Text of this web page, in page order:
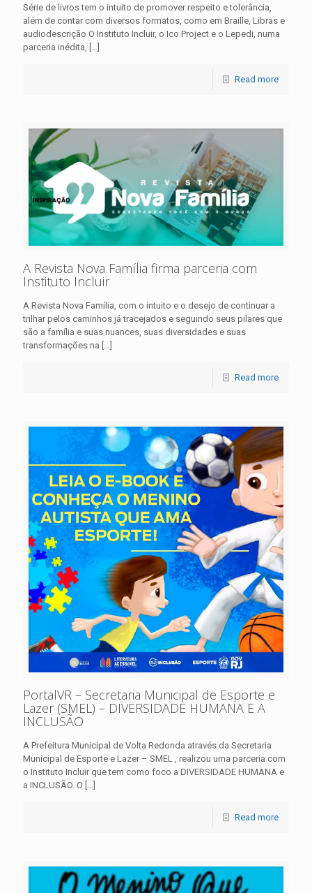
Série de livros tem o intuito de promover respeito e tolerância,
além de contar com diversos formatos, como em Braille, Libras e
audiodescrição O Instituto Incluir, o Ico Project e o Lepedi, numa
parceria inédita, […]
Read more
A Revista Nova Família firma parceria com
Instituto Incluir
A Revista Nova Família, com o intuito e o desejo de continuar a
trilhar pelos caminhos já tracejados e seguindo seus pilares que
são a família e suas nuances, suas diversidades e suas
transformações na […]
Read more
PortalVR – Secretaria Municipal de Esporte e
Lazer (SMEL) – DIVERSIDADE HUMANA E A
INCLUSÃO
A Prefeitura Municipal de Volta Redonda através da Secretaria
Municipal de Esporte e Lazer – SMEL , realizou uma parceria com
o Instituto Incluir que tem como foco a DIVERSIDADE HUMANA e
a INCLUSÃO. O […]
Read more